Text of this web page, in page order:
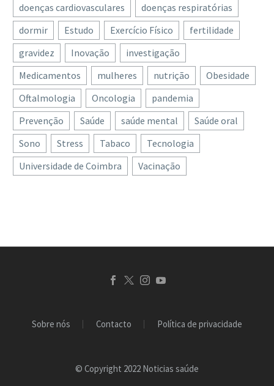
doenças cardiovasculares
doenças respiratórias
dormir
Estudo Exercício Físico
fertilidade
gravidez
Inovação
investigação
Medicamentos
mulheres nutrição
Obesidade
Oftalmologia
Oncologia
pandemia
Prevenção
Saúde saúde mental
Saúde oral
Sono
Stress Tabaco
Tecnologia
Universidade de Coimbra
Vacinação
Sobre nós Contacto Política de privacidade
© Copyright 2022 Noticias saúde